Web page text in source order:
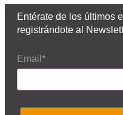
Entérate de los últimos
registrándote al
Email*